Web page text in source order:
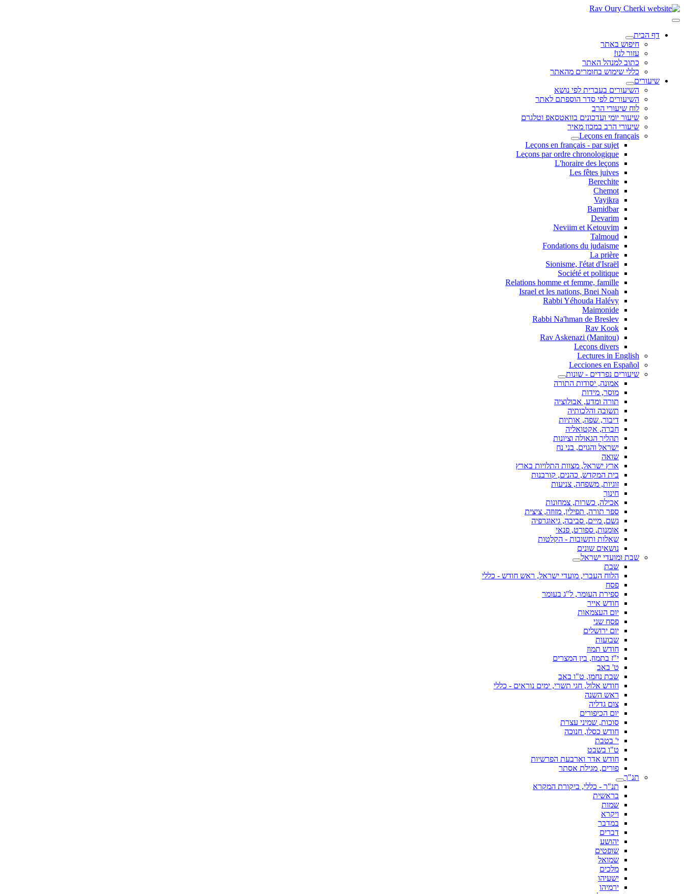
דף הבית
חיפוש באתר
עזור לנו!
כתוב למנהל האתר
כללי שימוש בחומרים מהאתר
שיעורים
השיעורים בעברית לפי נושא
השיעורים לפי סדר הוספתם לאתר
לוח שיעורי הרב
שיעור יומי ועדכונים בוואטסאפ וטלגרם
שיעורי הרב במכון מאיר
Leçons en français
Leçons en français - par sujet
Leçons par ordre chronologique
L'horaire des leçons
Les fêtes juives
Berechite
Chemot
Vayikra
Bamidbar
Devarim
Neviim et Ketouvim
Talmoud
Fondations du judaisme
La prière
Sionisme, l'état d'Israël
Société et politique
Relations homme et femme, famille
Israel et les nations, Bnei Noah
Rabbi Yéhouda Halévy
Maimonide
Rabbi Na'hman de Breslev
Rav Kook
(Rav Askenazi (Manitou
Leçons divers
Lectures in English
Lecciones en Español
שיעורים נפרדים - שונות
אמונה, יסודות התורה
מוסר, מידות
תורה ומדע, אבולוציה
תשובה והלכותיה
דיבור, שפה, אותיות
חברה, אקטואליה
תהליך הגאולה וציונות
ישראל והגוים, בני נח
שואה
ארץ ישראל, מצוות התלויות בארץ
בית המקדש, כהנים, קורבנות
זוגיות, משפחה, צניעות
חינוך
אכילה, כשרות, צמחונות
ספר תורה, תפילין, מזוזה, ציצית
גשם, מיים, סביבה, גיאוגרפיה
אומנות, ספורט, פנאי
שאלות ותשובות - הקלטות
נושאים שונים
שבת ומועדי ישראל
שבת
הלוח העברי, מועדי ישראל, ראש חודש - כללי
פסח
ספירת העומר, ל"ג בעומר
חודש אייר
יום העצמאות
פסח שני
יום ירושלים
שבועות
חודש תמוז
י"ז בתמוז, בין המצרים
ט' באב
שבת נחמו, ט"ו באב
חודש אלול, חגי תשרי, ימים נוראים - כללי
ראש השנה
צום גדליה
יום הכיפורים
סוכות, שמיני עצרת
חודש כסלו, חנוכה
י' בטבת
ט"ו בשבט
חודש אדר וארבעת הפרשיות
פורים, מגילת אסתר
תנ"ך
תנ"ך - כללי, ביקורת המקרא
בראשית
שמות
ויקרא
במדבר
דברים
יהושע
שופטים
שמואל
מלכים
ישעיהו
ירמיהו